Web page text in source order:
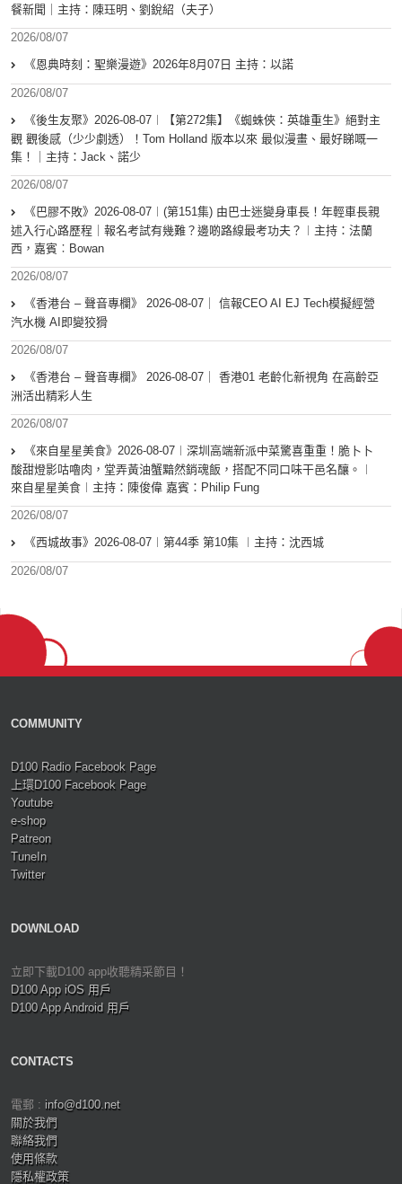
餐新聞｜主持：陳珏明、劉銳紹（夫子）
2026/08/07
《恩典時刻：聖樂漫遊》2026年8月07日 主持：以諾
2026/08/07
《後生友聚》2026-08-07︱【第272集】《蜘蛛俠：英雄重生》絕對主
觀 觀後感（少少劇透）！Tom Holland 版本以來 最似漫畫、最好睇嘅一
集！｜主持：Jack、諾少
2026/08/07
《巴膠不敗》2026-08-07︱(第151集) 由巴士迷變身車長！年輕車長親
述入行心路歷程｜報名考試有幾難？邊啲路線最考功夫？︱主持：法蘭
西，嘉賓︰Bowan
2026/08/07
《香港台 – 聲音專欄》 2026-08-07｜ 信報CEO AI EJ Tech模擬經營
汽水機 AI即變狡猾
2026/08/07
《香港台 – 聲音專欄》 2026-08-07｜ 香港01 老齡化新視角 在高齡亞
洲活出精彩人生
2026/08/07
《來自星星美食》2026-08-07︱深圳高端新派中菜驚喜重重！脆卜卜
酸甜燈影咕嚕肉，堂弄黃油蟹黯然銷魂飯，搭配不同口味干邑名釀。︱
來自星星美食︱主持：陳俊偉 嘉賓：Philip Fung
2026/08/07
《西城故事》2026-08-07︱第44季 第10集 ︱主持：沈西城
2026/08/07
COMMUNITY
D100 Radio Facebook Page
上環D100 Facebook Page
Youtube
e-shop
Patreon
TuneIn
Twitter
DOWNLOAD
立即下載D100 app收聽精采節目！
D100 App iOS 用戶
D100 App Android 用戶
CONTACTS
電郵 : info@d100.net
關於我們
聯絡我們
使用條款
隱私權政策